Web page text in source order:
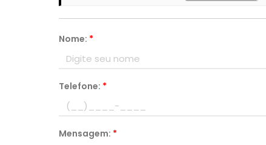
Nome: *
Telefone: *
Mensagem: *